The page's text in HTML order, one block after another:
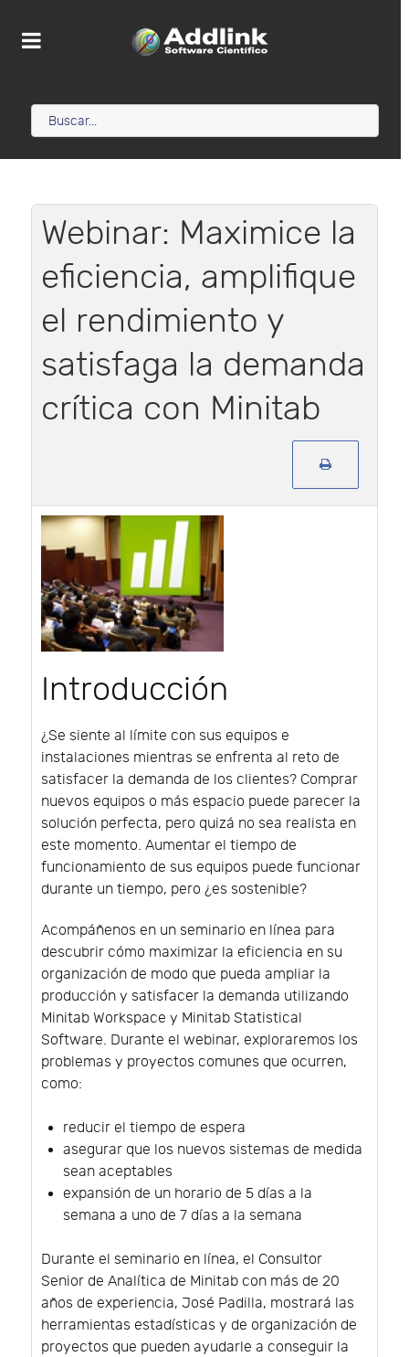
Webinar: Maximice la
eficiencia, amplifique
el rendimiento y
satisfaga la demanda
crítica con Minitab
Introducción
¿Se siente al límite con sus equipos e
instalaciones mientras se enfrenta al reto de
satisfacer la demanda de los clientes? Comprar
nuevos equipos o más espacio puede parecer la
solución perfecta, pero quizá no sea realista en
este momento. Aumentar el tiempo de
funcionamiento de sus equipos puede funcionar
durante un tiempo, pero ¿es sostenible?
Acompáñenos en un seminario en línea para
descubrir cómo maximizar la eficiencia en su
organización de modo que pueda ampliar la
producción y satisfacer la demanda utilizando
Minitab Workspace y Minitab Statistical
Software. Durante el webinar, exploraremos los
problemas y proyectos comunes que ocurren,
como:
reducir el tiempo de espera
asegurar que los nuevos sistemas de medida
sean aceptables
expansión de un horario de 5 días a la
semana a uno de 7 días a la semana
Durante el seminario en línea, el Consultor
Senior de Analítica de Minitab con más de 20
años de experiencia, José Padilla, mostrará las
herramientas estadísticas y de organización de
proyectos que pueden ayudarle a conseguir la